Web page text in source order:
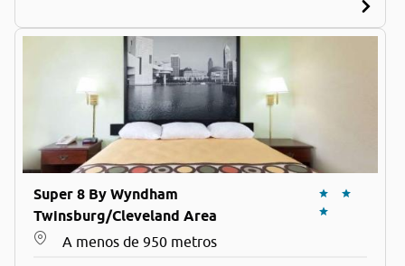
Super 8 By Wyndham
Twinsburg/Cleveland Area
A menos de 950 metros